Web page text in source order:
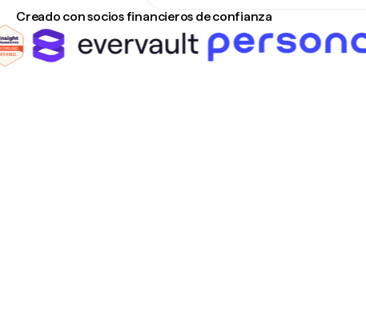
Creado con socios financieros de confianza